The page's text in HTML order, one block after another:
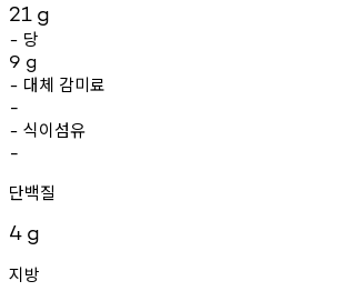
21 g
- 당
9 g
- 대체 감미료
-
- 식이섬유
-
단백질
4 g
지방